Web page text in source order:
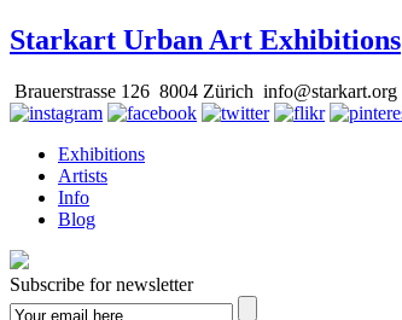
Starkart Urban Art Exhibitions
Brauerstrasse 126 8004 Zürich info@starkart.org
Exhibitions
Artists
Info
Blog
Subscribe for newsletter